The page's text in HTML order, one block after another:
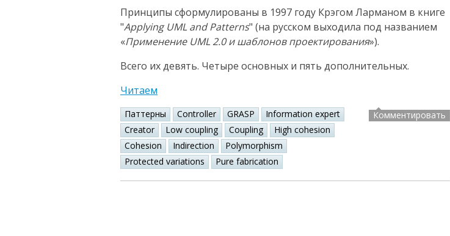
Принципы сформулированы в 1997 году Крэгом Ларманом в книге
"Applying UML and Patterns" (на русском выходила под названием
«Применение UML 2.0 и шаблонов проектирования»).
Всего их девять. Четыре основных и пять дополнительных.
Читаем
Паттерны Controller GRASP
Information expert
Creator
Low coupling Coupling
High cohesion
Cohesion
Indirection
Polymorphism
Protected variations
Pure fabrication
Комментировать